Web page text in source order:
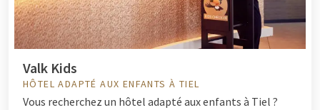
Valk Kids
HÔTEL ADAPTÉ AUX ENFANTS À TIEL
Vous recherchez un hôtel adapté aux enfants à Tiel ?